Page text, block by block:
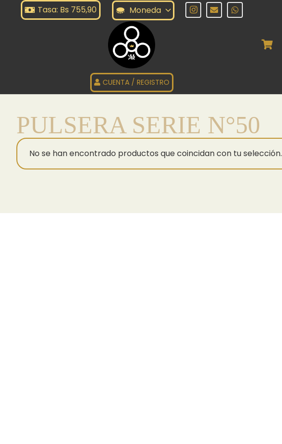
Tasa: Bs 755,90 Moneda
CUENTA / REGISTRO
PULSERA SERIE N°50
No se han encontrado productos que coincidan con tu selección.